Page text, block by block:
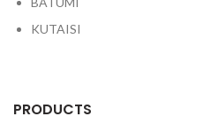
KUTAISI
PRODUCTS